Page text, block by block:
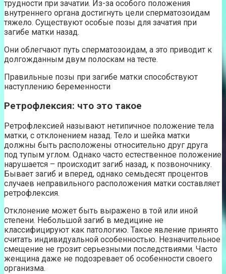
трудности при зачатии. Из-за особого положения
внутреннего органа достигнуть цели сперматозоидам
тяжело. Существуют особые позы для зачатия при
загибе матки назад.
Они облегчают путь сперматозоидам, а это приводит к
долгожданным двум полоскам на тесте.
Правильные позы при загибе матки способствуют
наступлению беременности
Ретрофлексия: что это такое
Ретрофлексией называют нетипичное положение тела
матки, с отклонением назад. Тело и шейка матки
должны быть расположены относительно друг друга
под тупым углом. Однако часто естественное положение
нарушается – происходит загиб назад, к позвоночнику.
Бывает загиб и вперед, однако семьдесят процентов
случаев неправильного расположения матки составляет
ретрофлексия.
Отклонение может быть выражено в той или иной
степени. Небольшой загиб в медицине не
классифицируют как патологию. Такое явление принято
считать индивидуальной особенностью. Незначительное
смещение не грозит серьезными последствиями. Часто
женщина даже не подозревает об особенности своего
организма.